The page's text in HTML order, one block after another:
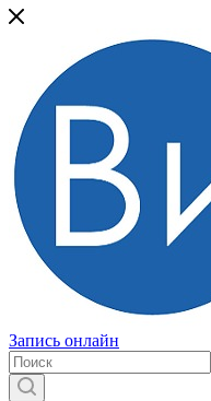
Запись онлайн